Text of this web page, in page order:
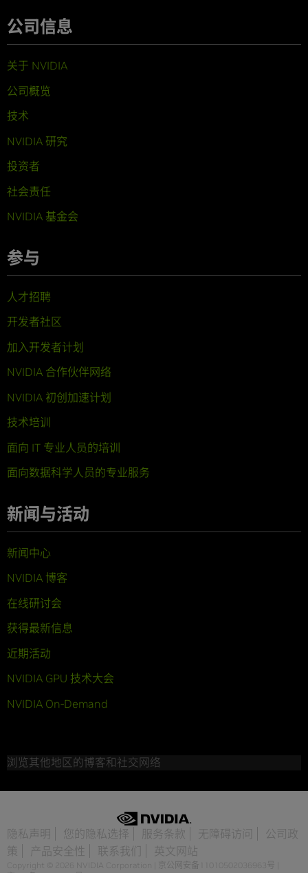
公司信息
关于 NVIDIA
公司概览
技术
NVIDIA 研究
投资者
社会责任
NVIDIA 基金会
参与
人才招聘
开发者社区
加入开发者计划
NVIDIA 合作伙伴网络
NVIDIA 初创加速计划
技术培训
面向 IT 专业人员的培训
面向数据科学人员的专业服务
新闻与活动
新闻中心
NVIDIA 博客
在线研讨会
获得最新信息
近期活动
NVIDIA GPU 技术大会
NVIDIA On-Demand
浏览其他地区的博客和社交网络
隐私声明 您的隐私选择 服务条款 无障碍访问
公司政
策
产品安全性 联系我们 英文网站
Copyright © 2026 NVIDIA Corporation 京公网安备11010502036963号